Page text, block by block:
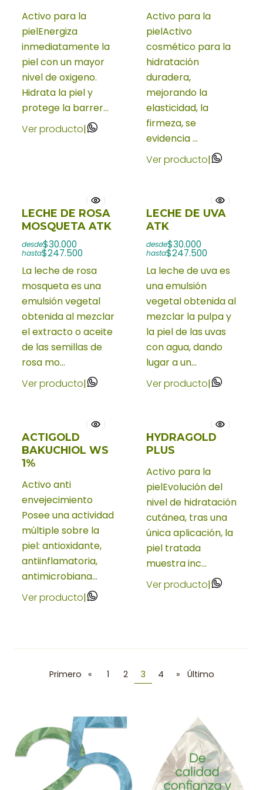
Activo para la
pielEnergiza
inmediatamente la
piel con un mayor
nivel de oxigeno.
Hidrata la piel y
protege la barrer...
Ver producto|
Activo para la
pielActivo
cosmético para la
hidratación
duradera,
mejorando la
elasticidad, la
firmeza, se
evidencia ...
Ver producto|
LECHE DE ROSA
MOSQUETA ATK
desde$30.000
hasta$247.500
La leche de rosa
mosqueta es una
emulsión vegetal
obtenida al mezclar
el extracto o aceite
de las semillas de
rosa mo...
Ver producto|
LECHE DE UVA
ATK
desde$30.000
hasta$247.500
La leche de uva es
una emulsión
vegetal obtenida al
mezclar la pulpa y
la piel de las uvas
con agua, dando
lugar a un...
Ver producto|
ACTIGOLD
BAKUCHIOL WS
1%
Activo anti
envejecimiento
Posee una actividad
múltiple sobre la
piel: antioxidante,
antiinflamatoria,
antimicrobiana...
Ver producto|
HYDRAGOLD
PLUS
Activo para la
pielEvolución del
nivel de hidratación
cutánea, tras una
única aplicación, la
piel tratada
muestra inc...
Ver producto|
Primero « 1 2 3 4 » Último